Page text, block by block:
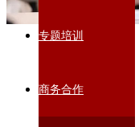
专题培训
商务合作